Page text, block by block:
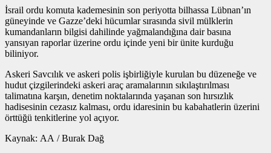
İsrail ordu komuta kademesinin son periyotta bilhassa Lübnan’ın
güneyinde ve Gazze’deki hücumlar sırasında sivil mülklerin
kumandanların bilgisi dahilinde yağmalandığına dair basına
yansıyan raporlar üzerine ordu içinde yeni bir ünite kurduğu
biliniyor.
Askeri Savcılık ve askeri polis işbirliğiyle kurulan bu düzeneğe ve
hudut çizgilerindeki askeri araç aramalarının sıkılaştırılması
talimatına karşın, denetim noktalarında yaşanan son hırsızlık
hadisesinin cezasız kalması, ordu idaresinin bu kabahatlerin üzerini
örttüğü tenkitlerine yol açıyor.
Kaynak: AA / Burak Dağ